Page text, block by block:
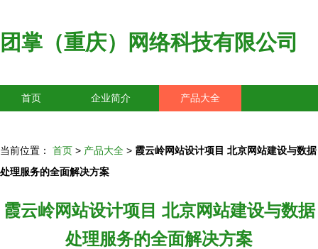
团掌（重庆）网络科技有限公司
首页 企业简介 产品大全
当前位置： 首页 > 产品大全 > 霞云岭网站设计项目 北京网站建设与数据
处理服务的全面解决方案
霞云岭网站设计项目 北京网站建设与数据
处理服务的全面解决方案